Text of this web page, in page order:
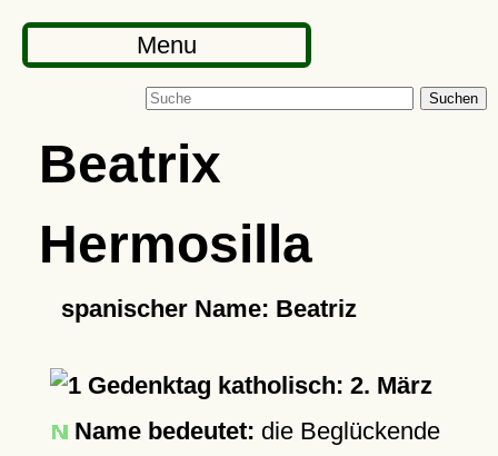
Menu
Suchen
Beatrix
Hermosilla
spanischer Name: Beatriz
Gedenktag katholisch: 2. März
Name bedeutet: die Beglückende